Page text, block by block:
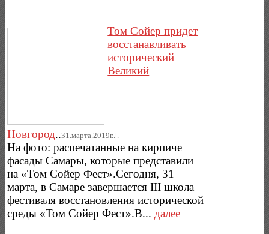
Том Сойер придет
восстанавливать
исторический
Великий
Новгород..31.марта.2019г..|.
На фото: распечатанные на кирпиче
фасады Самары, которые представили
на «Том Сойер Фест».Сегодня, 31
марта, в Самаре завершается III школа
фестиваля восстановления исторической
среды «Том Сойер Фест».В...далее